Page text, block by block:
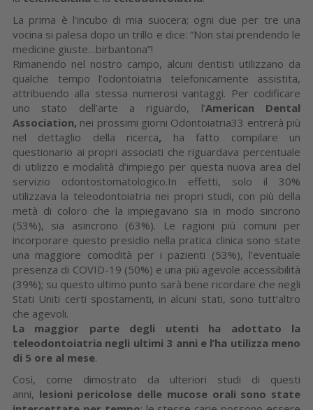
La prima è l’incubo di mia suocera; ogni due per tre una
vocina si palesa dopo un trillo e dice: “Non stai prendendo le
medicine giuste…birbantona”!
Rimanendo nel nostro campo, alcuni dentisti utilizzano da
qualche tempo l’odontoiatria telefonicamente assistita,
attribuendo alla stessa numerosi vantaggi. Per codificare
uno stato dell’arte a riguardo, l’American Dental
Association, nei prossimi giorni Odontoiatria33 entrerà più
nel dettaglio della ricerca, ha fatto compilare un
questionario ai propri associati che riguardava percentuale
di utilizzo e modalità d’impiego per questa nuova area del
servizio odontostomatologico.In effetti, solo il 30%
utilizzava la teleodontoiatria nei propri studi, con più della
metà di coloro che la impiegavano sia in modo sincrono
(53%), sia asincrono (63%). Le ragioni più comuni per
incorporare questo presidio nella pratica clinica sono state
una maggiore comodità per i pazienti (53%), l’eventuale
presenza di COVID-19 (50%) e una più agevole accessibilità
(39%); su questo ultimo punto sarà bene ricordare che negli
Stati Uniti certi spostamenti, in alcuni stati, sono tutt’altro
che agevoli.
La maggior parte degli utenti ha adottato la
teleodontoiatria negli ultimi 3 anni e l’ha utilizza meno
di 5 ore al mese.
Così, come dimostrato da ulteriori studi di questi
anni, lesioni pericolose delle mucose orali sono state